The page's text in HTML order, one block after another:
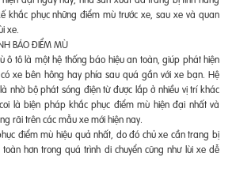
khắc phục những điểm mù trước xe, sau xe và quan
xe.
BÁO ĐIỂM MÙ
ô tô là một hệ thống báo hiệu an toàn, giúp phát hiện
xe bên hông hay phía sau quá gần với xe bạn. Hệ
nhờ bộ phát sóng điện từ được lắp ở nhiều vị trí khác
là biện pháp khắc phục điểm mù hiện đại nhất và
rãi trên các mẫu xe mới hiện nay.
điểm mù hiệu quả nhất, do đó chủ xe cần trang bị
hơn trong quá trình di chuyển cũng như lùi xe dễ